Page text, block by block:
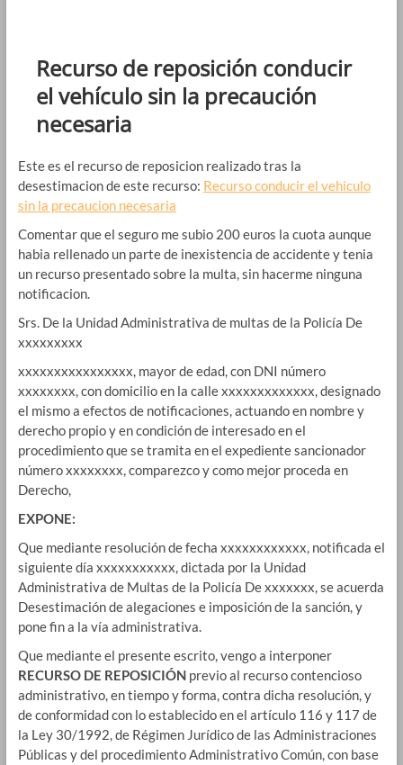
Recurso de reposición conducir
el vehículo sin la precaución
necesaria
Este es el recurso de reposicion realizado tras la
desestimacion de este recurso: Recurso conducir el vehiculo
sin la precaucion necesaria
Comentar que el seguro me subio 200 euros la cuota aunque
habia rellenado un parte de inexistencia de accidente y tenia
un recurso presentado sobre la multa, sin hacerme ninguna
notificacion.
Srs. De la Unidad Administrativa de multas de la Policía De
xxxxxxxxx
xxxxxxxxxxxxxxxx, mayor de edad, con DNI número
xxxxxxxx, con domicilio en la calle xxxxxxxxxxxxx, designado
el mismo a efectos de notificaciones, actuando en nombre y
derecho propio y en condición de interesado en el
procedimiento que se tramita en el expediente sancionador
número xxxxxxxx, comparezco y como mejor proceda en
Derecho,
EXPONE:
Que mediante resolución de fecha xxxxxxxxxxxx, notificada el
siguiente día xxxxxxxxxxx, dictada por la Unidad
Administrativa de Multas de la Policía De xxxxxxx, se acuerda
Desestimación de alegaciones e imposición de la sanción, y
pone fin a la vía administrativa.
Que mediante el presente escrito, vengo a interponer
RECURSO DE REPOSICIÓNprevio al recurso contencioso
administrativo, en tiempo y forma, contra dicha resolución, y
de conformidad con lo establecido en el artículo 116 y 117 de
la Ley 30/1992, de Régimen Jurídico de las Administraciones
Públicas y del procedimiento Administrativo Común, con base